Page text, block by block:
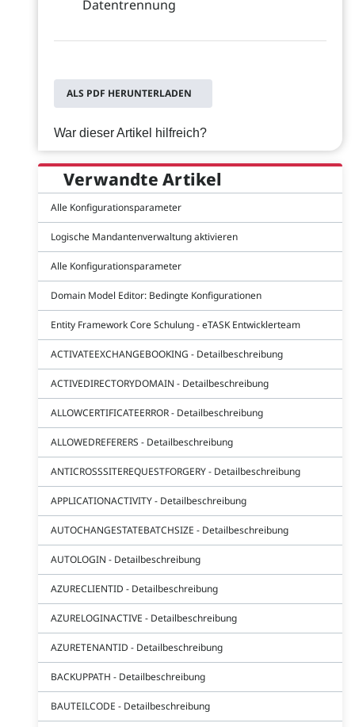
Datentrennung
ALS PDF HERUNTERLADEN
War dieser Artikel hilfreich?
Verwandte Artikel
Alle Konfigurationsparameter
Logische Mandantenverwaltung aktivieren
Alle Konfigurationsparameter
Domain Model Editor: Bedingte Konfigurationen
Entity Framework Core Schulung - eTASK Entwicklerteam
ACTIVATEEXCHANGEBOOKING - Detailbeschreibung
ACTIVEDIRECTORYDOMAIN - Detailbeschreibung
ALLOWCERTIFICATEERROR - Detailbeschreibung
ALLOWEDREFERERS - Detailbeschreibung
ANTICROSSSITEREQUESTFORGERY - Detailbeschreibung
APPLICATIONACTIVITY - Detailbeschreibung
AUTOCHANGESTATEBATCHSIZE - Detailbeschreibung
AUTOLOGIN - Detailbeschreibung
AZURECLIENTID - Detailbeschreibung
AZURELOGINACTIVE - Detailbeschreibung
AZURETENANTID - Detailbeschreibung
BACKUPPATH - Detailbeschreibung
BAUTEILCODE - Detailbeschreibung